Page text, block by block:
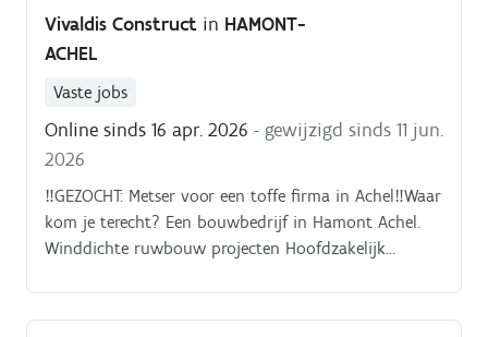
Vivaldis Construct in HAMONT-
ACHEL
Vaste jobs
Online sinds 16 apr. 2026 - gewijzigd sinds 11 jun.
2026
‼️GEZOCHT: Metser voor een toffe firma in Achel‼️Waar
kom je terecht? Een bouwbedrijf in Hamont Achel.
Winddichte ruwbouw projecten Hoofdzakelijk